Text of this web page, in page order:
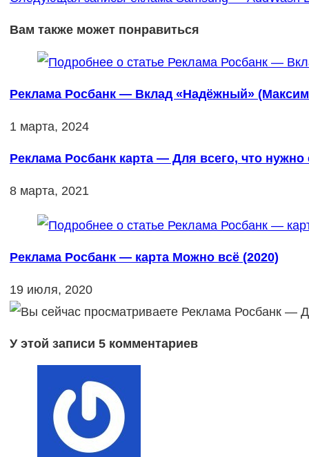
Вам также может понравиться
Реклама Росбанк — Вклад «Надёжный» (Максим
1 марта, 2024
Реклама Росбанк карта — Для всего, что нужно
8 марта, 2021
Реклама Росбанк — карта Можно всё (2020)
19 июля, 2020
У этой записи 5 комментариев